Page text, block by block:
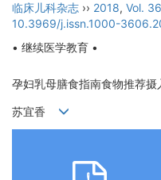
临床儿科杂志 ›› 2018, Vol. 36
10.3969/j.issn.1000-
• 继续医学教育 •
孕妇乳母膳食指南食物推荐摄
苏宜香